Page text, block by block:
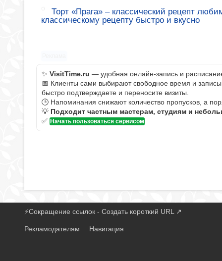
Торт «Прага» – классический рецепт
классическому рецепту быстро и вкусно
✨ VisitTime.ru — удобная онлайн-запись и
📅 Клиенты сами выбирают свободное время и
быстро подтверждаете и переносите визиты.
🕒 Напоминания снижают количество пропусков, а
💡 Подходит частным мастерам, студиям и
✅ Начать пользоваться сервисом
⚡Сокращение ссылок - Создать короткий URL↗
Рекламодателям Навигация